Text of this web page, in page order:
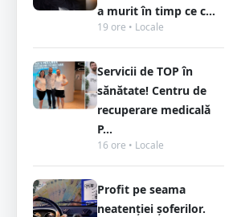
a murit în timp ce c...
19 ore • Locale
Servicii de TOP în
sănătate! Centru de
recuperare medicală
P...
16 ore • Locale
Profit pe seama
neatenției șoferilor.